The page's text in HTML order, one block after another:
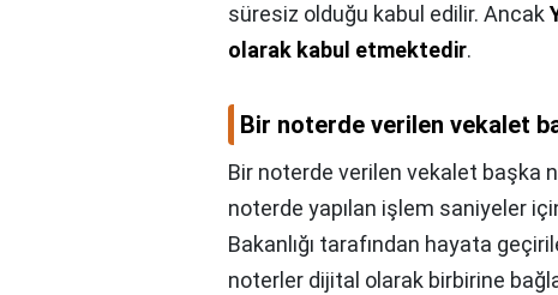
süresiz olduğu kabul edilir. Ancak
olarak kabul etmektedir.
Bir noterde verilen vekalet
Bir noterde verilen vekalet başka
noterde yapılan işlem saniyeler
Bakanlığı tarafından hayata
noterler dijital olarak birbirine